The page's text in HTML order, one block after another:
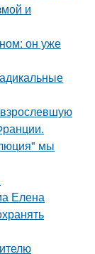
и
он уже
мы
Елена